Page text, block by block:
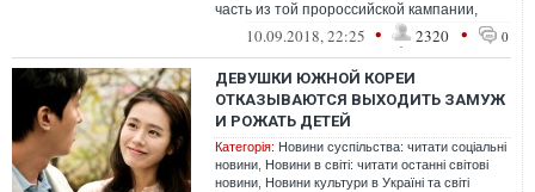
часть из той пророссийской кампании,
которую игнорировали власти Грузии.
10.09.2018, 22:25 • 2320 • 0
ДЕВУШКИ ЮЖНОЙ КОРЕИ
ОТКАЗЫВАЮТСЯ ВЫХОДИТЬ ЗАМУЖ
И РОЖАТЬ ДЕТЕЙ
Категорія: Новини суспільства: читати соціальні
новини Новини в світі: читати останні світові
новини Новини культури в Україні та світі